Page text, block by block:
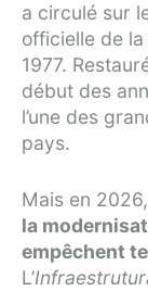
a circulé sur
officielle de
1977.
début des
l’une des
pays.
Mais en 2026,
la
empêchent
L’